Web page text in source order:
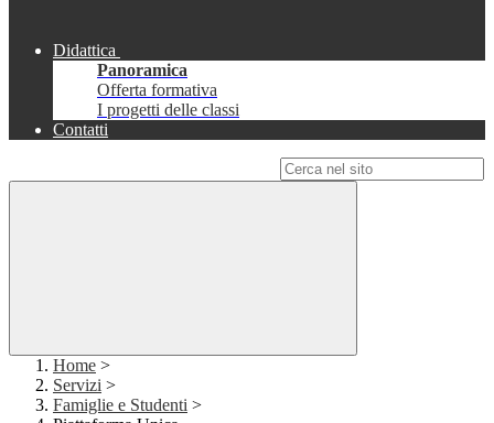
Didattica
Panoramica
Offerta formativa
I progetti delle classi
Contatti
Home >
Servizi >
Famiglie e Studenti >